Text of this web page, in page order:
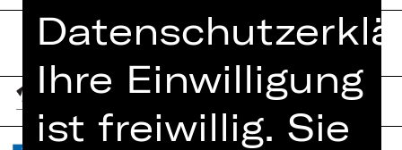
Ihre Einwilligung
ist freiwillig. Sie